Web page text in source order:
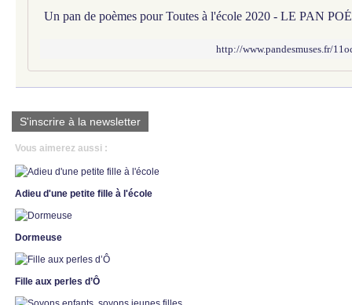
http://www.pandesmuses.fr/
S'inscrire à la newsletter
Vous aimerez aussi :
Adieu d'une petite fille à l'école
Dormeuse
Fille aux perles d’Ô